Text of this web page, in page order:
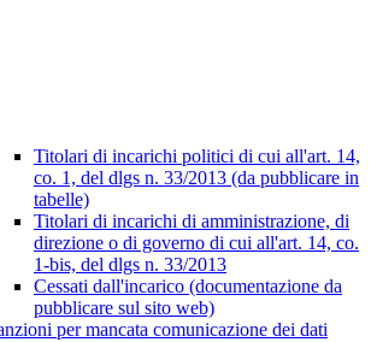
Titolari di incarichi politici di cui all'art. 14,
co. 1, del dlgs n. 33/2013 (da pubblicare in
tabelle)
Titolari di incarichi di amministrazione, di
direzione o di governo di cui all'art. 14, co.
1-bis, del dlgs n. 33/2013
Cessati dall'incarico (documentazione da
pubblicare sul sito web)
per mancata comunicazione dei dati